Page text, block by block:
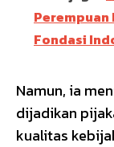
Perempuan
Fondasi
Namun, ia
dijadikan
kualitas